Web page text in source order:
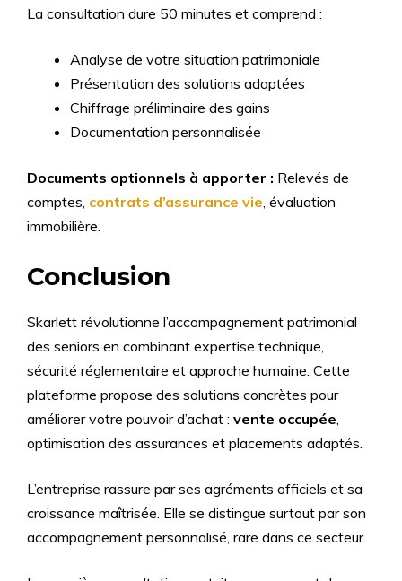
La consultation dure 50 minutes et comprend :
Analyse de votre situation patrimoniale
Présentation des solutions adaptées
Chiffrage préliminaire des gains
Documentation personnalisée
Documents optionnels à apporter : Relevés de
comptes, contrats d’assurance vie, évaluation
immobilière.
Conclusion
Skarlett révolutionne l’accompagnement patrimonial
des seniors en combinant expertise technique,
sécurité réglementaire et approche humaine. Cette
plateforme propose des solutions concrètes pour
améliorer votre pouvoir d’achat : vente occupée,
optimisation des assurances et placements adaptés.
L’entreprise rassure par ses agréments officiels et sa
croissance maîtrisée. Elle se distingue surtout par son
accompagnement personnalisé, rare dans ce secteur.